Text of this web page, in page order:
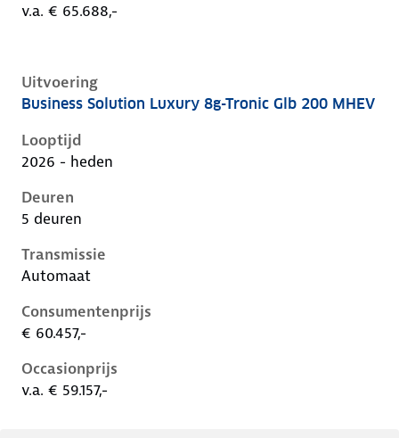
v.a. € 65.688,-
Uitvoering
Mercedes Glb-Klasse ii-x248, glb 200 mhev, 135 kW,
Business Solution Luxury 8g-Tronic Glb 200 MHEV
Looptijd
2026 - heden
Deuren
5 deuren
Transmissie
Automaat
Consumentenprijs
€ 60.457,-
Occasionprijs
v.a. € 59.157,-